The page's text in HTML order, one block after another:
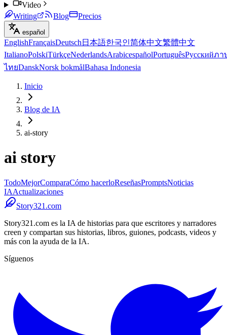
Video
Writing
Blog Precios
español
EnglishFrançaisDeutsch 日本語한국인简体中文繁體中文
ItalianoPolskiTürkçeNederlandsArabicespañolPortuguêsРусскийภา
ไทยDanskNorsk bokmålBahasa Indonesia
Inicio
Blog de IA
ai-story
ai story
TodoMejorComparaCómo hacerloReseñasPromptsNoticias
IAActualizaciones
Story321.com
Story321.com es la IA de historias para que escritores y narradores
creen y compartan sus historias, libros, guiones, podcasts, videos y
más con la ayuda de la IA.
Síguenos